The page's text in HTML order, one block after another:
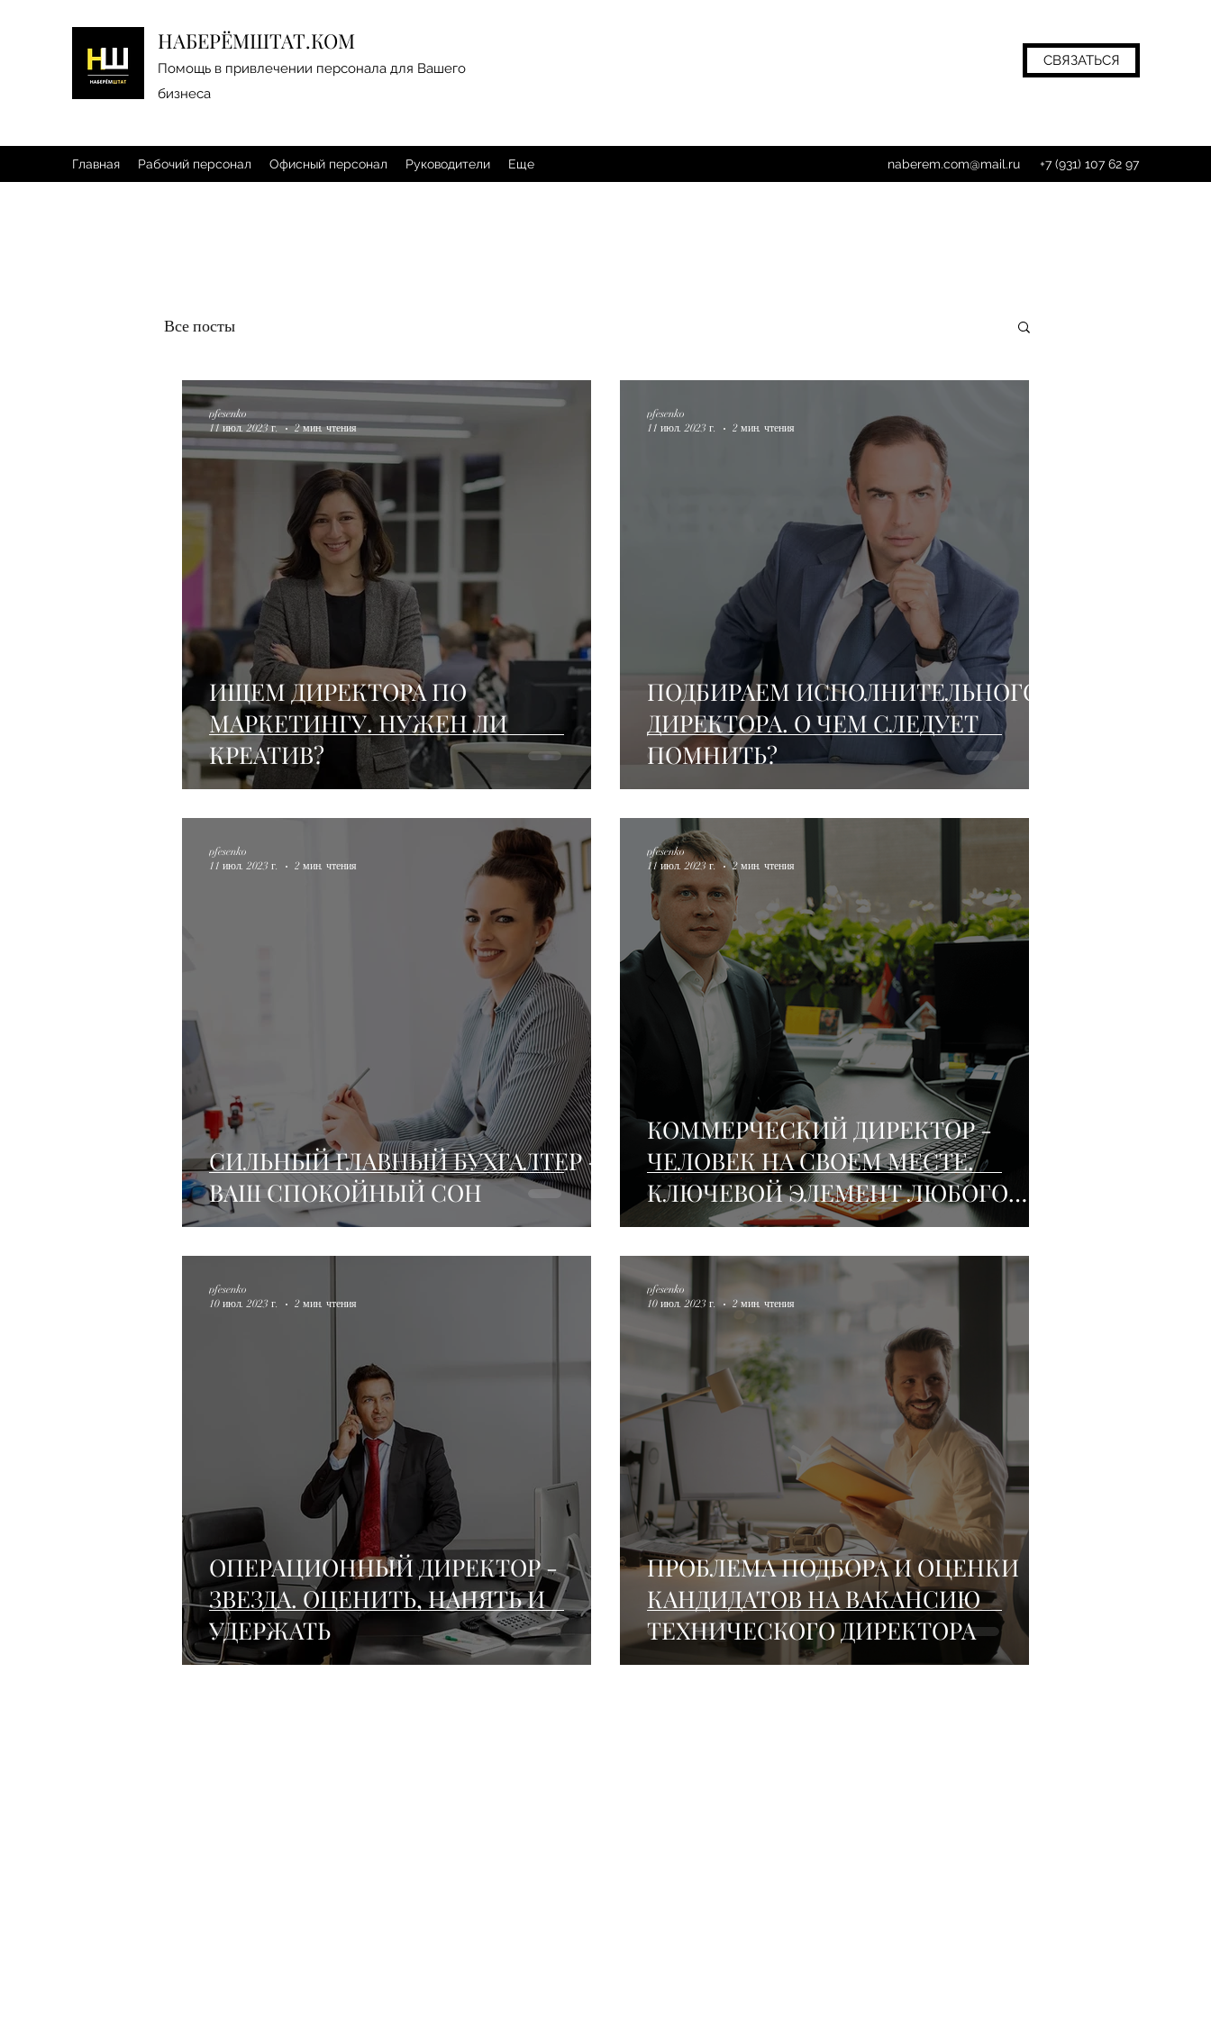
НАБЕРЁМШТАТ.КОМ
Помощь в привлечении персонала для Вашего
бизнеса
СВЯЗАТЬСЯ
Главная Рабочий персонал Офисный персонал Руководители Еще naberem.com@mail.ru +7 (931) 107 62 97
Все посты
ИЩЕМ ДИРЕКТОРА ПО
МАРКЕТИНГУ. НУЖЕН ЛИ
КРЕАТИВ?
pfesenko
11 июл. 2023 г.
2 мин. чтения
ПОДБИРАЕМ ИСПОЛНИТЕЛЬНОГО
ДИРЕКТОРА. О ЧЕМ СЛЕДУЕТ
ПОМНИТЬ?
pfesenko
11 июл. 2023 г.
2 мин. чтения
СИЛЬНЫЙ ГЛАВНЫЙ БУХГАЛТЕР -
ВАШ СПОКОЙНЫЙ СОН
pfesenko
11 июл. 2023 г.
2 мин. чтения
КОММЕРЧЕСКИЙ ДИРЕКТОР -
ЧЕЛОВЕК НА СВОЕМ МЕСТЕ.
КЛЮЧЕВОЙ ЭЛЕМЕНТ ЛЮБОГО
БИЗНЕСА
pfesenko
11 июл. 2023 г.
2 мин. чтения
ОПЕРАЦИОННЫЙ ДИРЕКТОР -
ЗВЕЗДА. ОЦЕНИТЬ, НАНЯТЬ И
УДЕРЖАТЬ
pfesenko
10 июл. 2023 г.
2 мин. чтения
ПРОБЛЕМА ПОДБОРА И ОЦЕНКИ
КАНДИДАТОВ НА ВАКАНСИЮ
ТЕХНИЧЕСКОГО ДИРЕКТОРА
pfesenko
10 июл. 2023 г.
2 мин. чтения